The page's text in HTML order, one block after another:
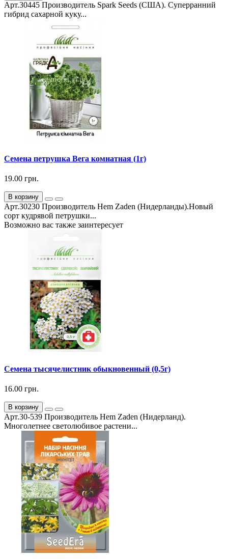
Арт.30445 Производитель Spark Seeds (США). Суперранний
гибрид сахарной куку...
Семена петрушка Вега комнатная (1г)
19.00 грн.
В корзину
Арт.30230 Производитель Hem Zaden (Нидерланды).Новый
сорт кудрявой петрушки...
Возможно вас также заинтересует
Семена тысячелистник обыкновенный (0,5г)
16.00 грн.
В корзину
Арт.30-539 Производитель Hem Zaden (Нидерланд).
Многолетнее светолюбивое растени...